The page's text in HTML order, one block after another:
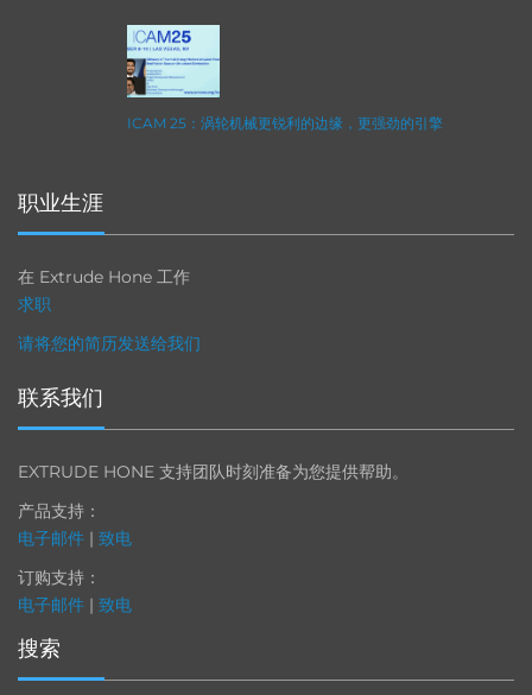
ICAM 25：涡轮机械更锐利的边缘，更强劲的引擎
职业生涯
在 Extrude Hone 工作
求职
请将您的简历发送给我们
联系我们
EXTRUDE HONE 支持团队时刻准备为您提供帮助。
产品支持：
电子邮件 | 致电
订购支持：
电子邮件 | 致电
搜索